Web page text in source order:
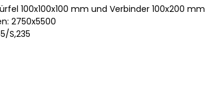
100x100x100 mm und Verbinder 100x200 mm
2750x5500
S,235